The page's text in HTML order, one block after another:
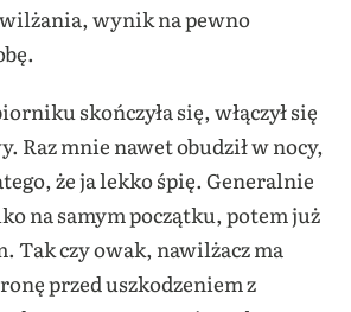
wynik na pewno
skończyła się, włączył się
Raz mnie nawet obudził w nocy,
że ja lekko śpię. Generalnie
na samym początku, potem już
Tak czy owak, nawilżacz ma
przed uszkodzeniem z